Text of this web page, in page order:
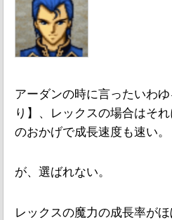
アーダンの時に言ったいわ
り】、レックスの場合はそれ
のおかげで成長速度も速い。
が、選ばれない。
レックスの魔力の成長率が